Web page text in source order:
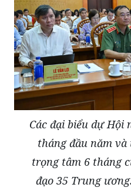
Các đại biểu dự Hội
tháng đầu năm
trọng tâm 6 tháng
đạo 35 Trung